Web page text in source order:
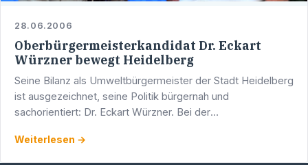
28.06.2006
Oberbürgermeisterkandidat Dr. Eckart
Würzner bewegt Heidelberg
Seine Bilanz als Umweltbürgermeister der Stadt Heidelberg
ist ausgezeichnet, seine Politik bürgernah und
sachorientiert: Dr. Eckart Würzner. Bei der
wahlberechtigten …
Weiterlesen →